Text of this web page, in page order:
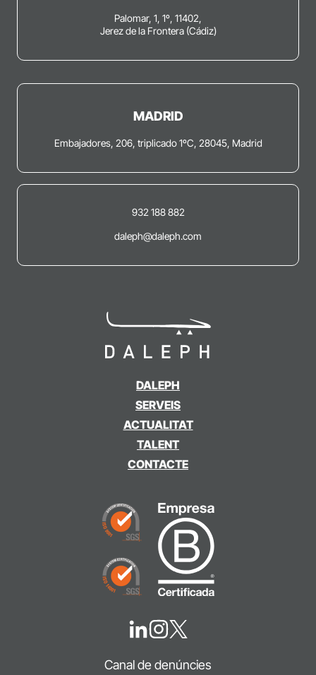
DALEPH
SERVEIS
ACTUALITAT
TALENT
CONTACTE
Palomar, 1, 1º, 11402,
Jerez de la Frontera (Cádiz)
MADRID
Embajadores, 206, triplicado 1ºC, 28045, Madrid
932 188 882
daleph@daleph.com
Canal de denúncies